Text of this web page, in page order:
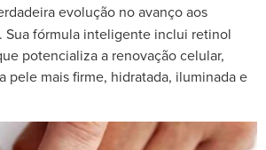
evolução no avanço aos
Sua fórmula inteligente inclui retinol
potencializa a renovação celular,
pele mais firme, hidratada, iluminada e